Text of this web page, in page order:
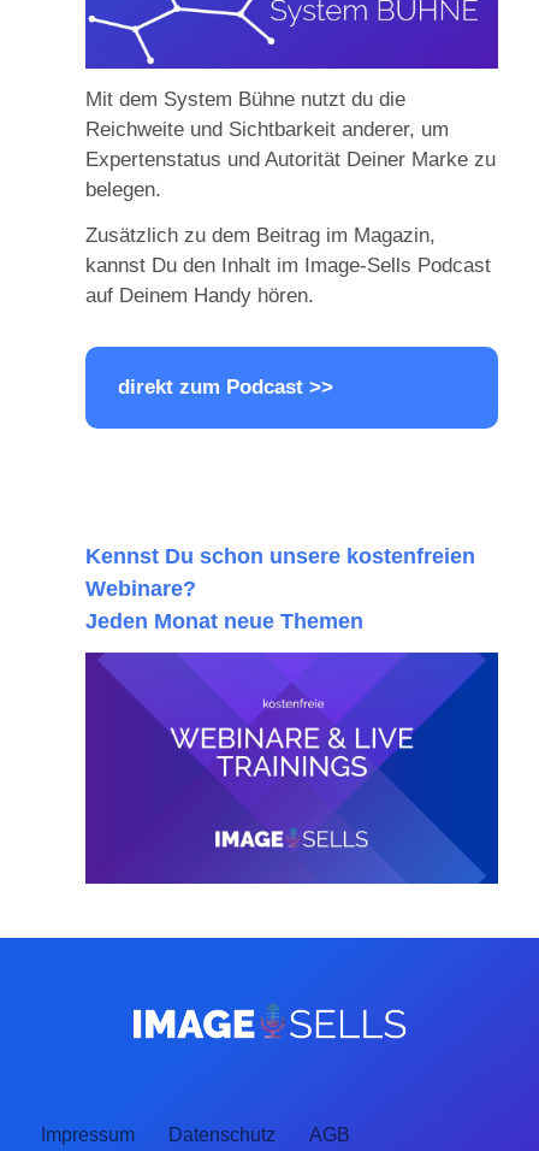
Mit dem System Bühne nutzt du die
Reichweite und Sichtbarkeit anderer, um
Expertenstatus und Autorität Deiner Marke zu
belegen.
Zusätzlich zu dem Beitrag im Magazin,
kannst Du den Inhalt im Image-Sells Podcast
auf Deinem Handy hören.
direkt zum Podcast >>
Kennst Du schon unsere kostenfreien
Webinare?
Jeden Monat neue Themen
Impressum Datenschutz AGB